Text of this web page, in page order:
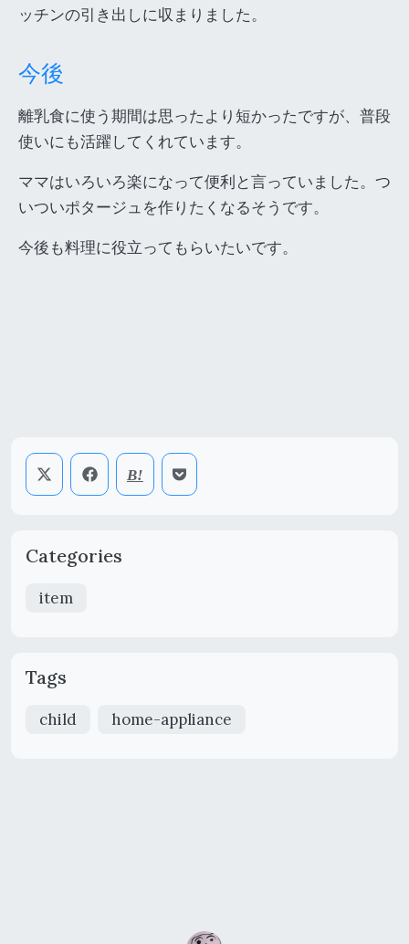
ッチンの引き出しに収まりました。
今後
離乳食に使う期間は思ったより短かったですが、普段
使いにも活躍してくれています。
ママはいろいろ楽になって便利と言っていました。つ
いついポタージュを作りたくなるそうです。
今後も料理に役立ってもらいたいです。
Categories
item
Tags
child home-appliance